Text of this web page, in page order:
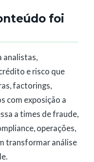
foi
analistas,
e risco que
factorings,
com exposição a
a times de fraude,
operações,
transformar análise